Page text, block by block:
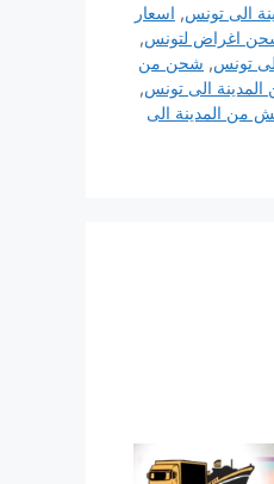
الى تونس, اسعار
اغراض لتونس,
تونس, شحن من
الى تونس,
من المدينة الى